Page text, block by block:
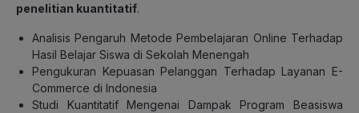
penelitian kuantitatif.
Analisis Pengaruh Metode Pembelajaran Online Terhadap
Hasil Belajar Siswa di Sekolah Menengah
Pengukuran Kepuasan Pelanggan Terhadap Layanan E-
Commerce di Indonesia
Studi Kuantitatif Mengenai Dampak Program Beasiswa